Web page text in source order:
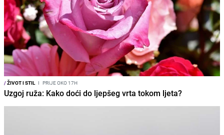
/ŽIVOT I STIL I PRIJE OKO 17H
Uzgoj ruža: Kako doći do ljepšeg vrta tokom ljeta?